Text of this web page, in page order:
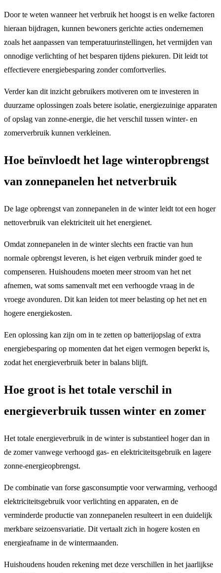
Door te weten wanneer het verbruik het hoogst is en welke factoren
hieraan bijdragen, kunnen bewoners gerichte acties ondernemen
zoals het aanpassen van temperatuurinstellingen, het vermijden van
onnodige verlichting of het besparen tijdens piekuren. Dit leidt tot
effectievere energiebesparing zonder comfortverlies.
Verder kan dit inzicht gebruikers motiveren om te investeren in
duurzame oplossingen zoals betere isolatie, energiezuinige apparaten
of opslag van zonne-energie, die het verschil tussen winter- en
zomerverbruik kunnen verkleinen.
Hoe beïnvloedt het lage winteropbrengst
van zonnepanelen het netverbruik
De lage opbrengst van zonnepanelen in de winter leidt tot een hoger
nettoverbruik van elektriciteit uit het energienet.
Omdat zonnepanelen in de winter slechts een fractie van hun
normale opbrengst leveren, is het eigen verbruik minder goed te
compenseren. Huishoudens moeten meer stroom van het net
afnemen, wat soms samenvalt met een verhoogde vraag in de
vroege avonduren. Dit kan leiden tot meer belasting op het net en
hogere energiekosten.
Een oplossing kan zijn om in te zetten op batterijopslag of extra
energiebesparing op momenten dat het eigen vermogen beperkt is,
zodat het energieverbruik beter in balans blijft.
Hoe groot is het totale verschil in
energieverbruik tussen winter en zomer
Het totale energieverbruik in de winter is substantieel hoger dan in
de zomer vanwege verhoogd gas- en elektriciteitsgebruik en lagere
zonne-energieopbrengst.
De combinatie van forse gasconsumptie voor verwarming, verhoogd
elektriciteitsgebruik voor verlichting en apparaten, en de
verminderde productie van zonnepanelen resulteert in een duidelijk
merkbare seizoensvariatie. Dit vertaalt zich in hogere kosten en
energieafname in de wintermaanden.
Huishoudens houden rekening met deze verschillen in het jaarlijkse